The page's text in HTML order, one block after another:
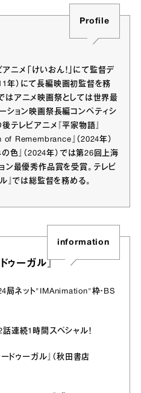
Profile
ニメ「けいおん！」にて監督デ
年）にて長編映画初監督を務
はアニメ映画祭としては世界最
ション映画祭長編コンペティシ
テレビアニメ『平家物語』
of Remembrance』（2024年）
色』（2024年）では第26回上海
ン最優秀作品賞を受賞。テレビ
』では総監督を務める。
information
ゥーガル』
局ネット"IMAnimation"枠・BS
連続1時間スペシャル！
ドゥーガル』（秋田書店